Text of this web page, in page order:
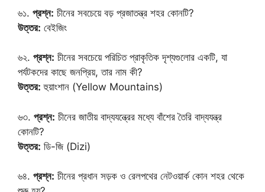
৬১. প্রশ্ন: চীনের সবচেয়ে বড় প্রজাতন্ত্র শহর কোনটি?
উত্তর: বেইজিং
৬২. প্রশ্ন: চীনের সবচেয়ে পরিচিত প্রাকৃতিক দৃশ্যগুলোর একটি, যা
পর্যটকদের কাছে জনপ্রিয়, তার নাম কী?
উত্তর: হুয়াংশান (Yellow Mountains)
৬৩. প্রশ্ন: চীনের জাতীয় বাদ্যযন্ত্রের মধ্যে বাঁশের তৈরি বাদ্যযন্ত্র
কোনটি?
উত্তর: ডি-জি (Dizi)
৬৪. প্রশ্ন: চীনের প্রধান সড়ক ও রেলপথের নেটওয়ার্ক কোন শহর থেকে